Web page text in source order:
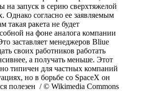
запуск в серию сверхтяжелой
Однако согласно ее заявляемым
такая ракета не будет
на фоне аналога компании
заставляет менеджеров Bliue
своих работников работать
а получать меньше. Этот
типичен для частных компаний
но в борьбе со SpaceX он
полезен / © Wikimedia Commons